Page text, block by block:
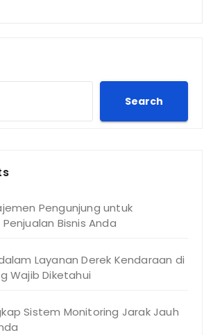
Search
Pengunjung untuk
Bisnis Anda
Layanan Derek Kendaraan di
Wajib Diketahui
Sistem Monitoring Jarak Jauh